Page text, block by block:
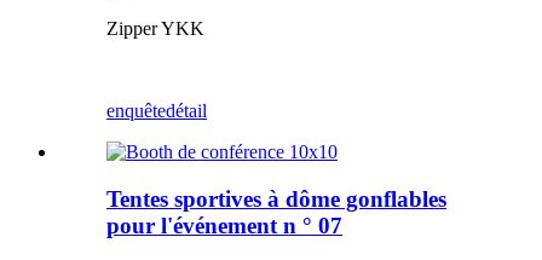
Zipper YKK
enquêtedétail
Tentes sportives à dôme gonflables
pour l'événement n ° 07